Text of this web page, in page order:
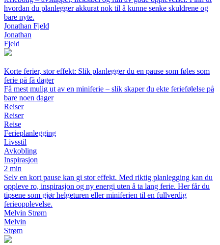
hvordan du planlegger akkurat nok til å kunne senke skuldrene og
bare nyte.
Jonathan Fjeld
Jonathan
Fjeld
Korte ferier, stor effekt: Slik planlegger du en pause som føles som
ferie på få dager
Få mest mulig ut av en miniferie – slik skaper du ekte feriefølelse på
bare noen dager
Reiser
Reiser
Reise
Ferieplanlegging
Livsstil
Avkobling
Inspirasjon
2 min
Selv en kort pause kan gi stor effekt. Med riktig planlegging kan du
oppleve ro, inspirasjon og ny energi uten å ta lang ferie. Her får du
tipsene som gjør helgeturen eller miniferien til en fullverdig
ferieopplevelse.
Melvin Strøm
Melvin
Strøm